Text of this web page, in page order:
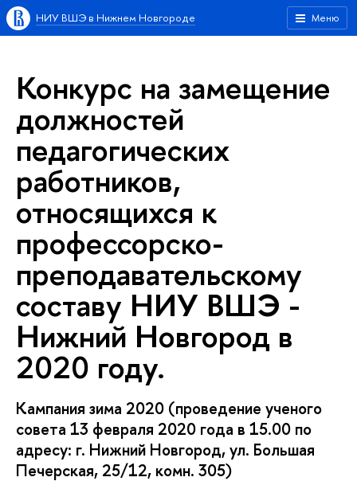
Меню
НИУ ВШЭ в Нижнем Новгороде
Конкурс на замещение
должностей
педагогических
работников,
относящихся к
профессорско-
преподавательскому
составу НИУ ВШЭ -
Нижний Новгород в
2020 году.
Кампания зима 2020 (проведение ученого
совета 13 февраля 2020 года в 15.00 по
адресу: г. Нижний Новгород, ул. Большая
Печерская, 25/12, комн. 305)